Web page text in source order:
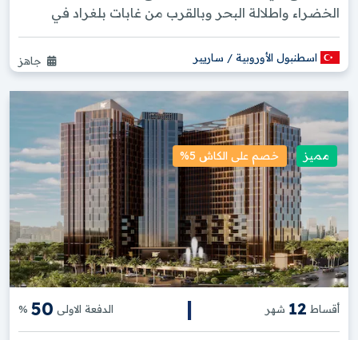
الخضراء واطلالة البحر وبالقرب من غابات بلغراد في
اسطنبول .
اسطنبول الأوروبية / ساريير جاهز
مميز خصم على الكاش 5%
أقساط 12 شهر | الدفعة الاولى 50
%